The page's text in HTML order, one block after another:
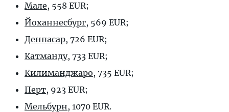
Мале, 558 EUR;
Йоханнесбург, 569 EUR;
Денпасар, 726 EUR;
Катманду, 733 EUR;
Килиманджаро, 735 EUR;
Перт, 923 EUR;
Мельбурн, 1070 EUR.